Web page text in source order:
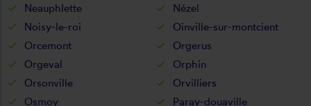
Neauphlette
Nézel
Noisy-le-roi
Oinville-sur-montcient
Orcemont
Orgerus
Orgeval
Orphin
Orsonville
Orvilliers
Osmoy
Paray-douaville